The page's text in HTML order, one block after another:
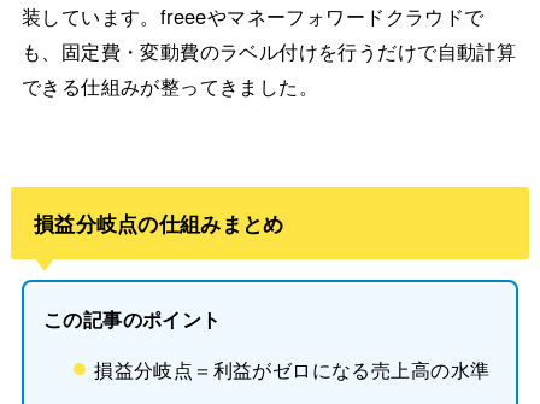
装しています。freeeやマネーフォワードクラウドで
も、固定費・変動費のラベル付けを行うだけで自動計算
できる仕組みが整ってきました。
損益分岐点の仕組みまとめ
この記事のポイント
損益分岐点＝利益がゼロになる売上高の水準